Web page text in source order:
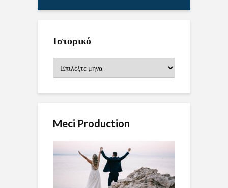
Ιστορικό
Meci Production